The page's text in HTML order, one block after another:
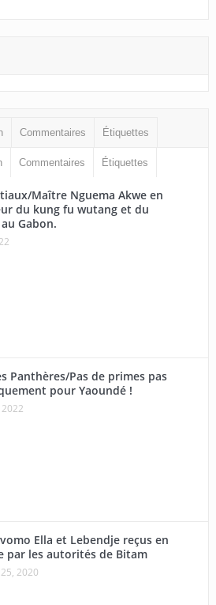
Commentaires Étiquettes
Commentaires Étiquettes
Maître Nguema Akwe en
du kung fu wutang et du
Gabon.
Panthères/Pas de primes pas
pour Yaoundé !
Ella et Lebendje reçus en
par les autorités de Bitam
2020